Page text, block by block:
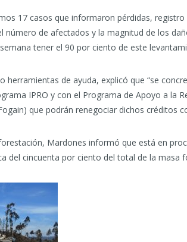
17 casos que informaron pérdidas,
número de afectados y la magnitud de los
tener el 90 por ciento de este
herramientas de ayuda, explicó que “se
IPRO y con el Programa de Apoyo a la
que podrán renegociar dichos créditos
Mardones informó que está en
del cincuenta por ciento del total de la masa